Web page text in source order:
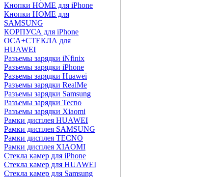
Кнопки HOME для iPhone
Кнопки HOME для
SAMSUNG
КОРПУСА для iPhone
OCA+СТЕКЛА для
HUAWEI
Разъемы зарядки iNfinix
Разъемы зарядки iPhone
Разъемы зарядки Huawei
Разъемы зарядки RealMe
Разъемы зарядки Samsung
Разъемы зарядки Tecno
Разъемы зарядки Xiaomi
Рамки дисплея HUAWEI
Рамки дисплея SAMSUNG
Рамки дисплея TECNO
Рамки дисплея XIAOMI
Стекла камер для iPhone
Стекла камер для HUAWEI
Стекла камер для Samsung